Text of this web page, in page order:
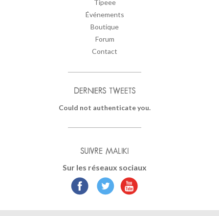
Tipeee
Événements
Boutique
Forum
Contact
DERNIERS TWEETS
Could not authenticate you.
SUIVRE MALIKI
Sur les réseaux sociaux